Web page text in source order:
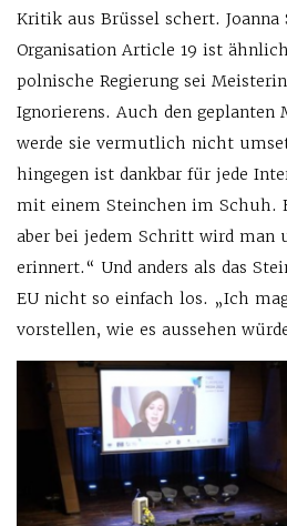
Kritik aus Brüssel schert. Joanna
Organisation Article 19 ist
polnische Regierung sei
Ignorierens. Auch den geplanten
werde sie vermutlich nicht
hingegen ist dankbar für jede
mit einem Steinchen im Schuh.
aber bei jedem Schritt wird man
erinnert.“ Und anders als das
EU nicht so einfach los. „Ich
vorstellen, wie es aussehen